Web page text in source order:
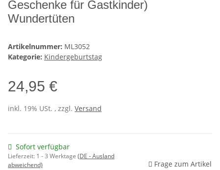
Geschenke für Gastkinder)
Wundertüten
Artikelnummer: ML3052
Kategorie: Kindergeburtstag
24,95 €
inkl. 19% USt. , zzgl. Versand
Sofort verfügbar
Lieferzeit: 1 - 3 Werktage (DE - Ausland
abweichend)
Frage zum Artikel